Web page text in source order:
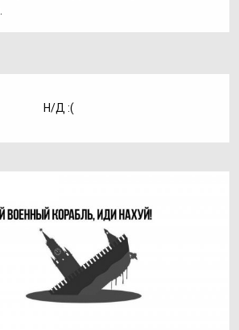
Н/Д :(